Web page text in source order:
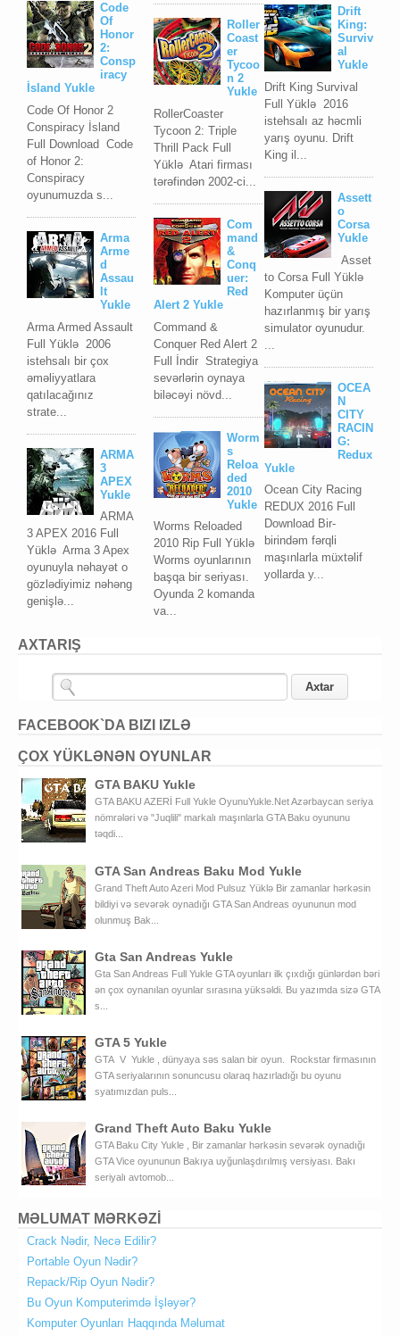
Code
Of
Honor
2:
Consp
iracy
İsland Yukle
Code Of Honor 2
Conspiracy İsland
Full Download Code
of Honor 2:
Conspiracy
oyunumuzda s...
Arma
Arme
d
Assau
lt
Yukle
Arma Armed Assault
Full Yüklə 2006
istehsalı bir çox
əməliyyatlara
qatılacağınız
strate...
ARMA
3
APEX
Yukle
ARMA
3 APEX 2016 Full
Yüklə Arma 3 Apex
oyunuyla nəhayət o
gözlədiyimiz nəhəng
genişlə...
Drift
King:
Surviv
al
Yukle
Drift King Survival
Full Yüklə 2016
istehsalı az həcmli
yarış oyunu. Drift
King il...
Assett
o
Corsa
Yukle
Asset
to Corsa Full Yüklə
Komputer üçün
hazırlanmış bir yarış
simulator oyunudur.
OCEA
N
CITY
RACIN
G:
Redux
Yukle
Ocean City Racing
REDUX 2016 Full
Download Bir-
birindəm fərqli
maşınlarla müxtəlif
yollarda y...
Roller
Coast
er
Tycoo
n 2
Yukle
RollerCoaster
Tycoon 2: Triple
Thrill Pack Full
Yüklə Atari firması
tərəfindən 2002-ci...
Com
mand
&
Conq
uer:
Red
Alert 2 Yukle
Command &
Conquer Red Alert 2
Full İndir Strategiya
sevərlərin oynaya
biləcəyi növd...
Worm
s
Reloa
ded
2010
Yukle
Worms Reloaded
2010 Rip Full Yüklə
Worms oyunlarının
başqa bir seriyası.
Oyunda 2 komanda
va...
AXTARIŞ
FACEBOOK`DA BIZI IZLƏ
ÇOX YÜKLƏNƏN OYUNLAR
GTA BAKU Yukle
GTA BAKU AZERİ Full Yukle OyunuYukle.Net Azərbaycan seriya
nömrələri və "Juqlili" markalı maşınlarla GTA Baku oyununu
təqdi...
GTA San Andreas Baku Mod Yukle
Grand Theft Auto Azeri Mod Pulsuz Yüklə Bir zamanlar hərkəsin
bildiyi və sevərək oynadığı GTA San Andreas oyununun mod
olunmuş Bak...
Gta San Andreas Yukle
Gta San Andreas Full Yukle GTA oyunları ilk çıxdığı günlərdən bəri
ən çox oynanılan oyunlar sırasına yüksəldi. Bu yazımda sizə GTA
s...
GTA 5 Yukle
GTA V Yukle , dünyaya səs salan bir oyun. Rockstar firmasının
GTA seriyalarının sonuncusu olaraq hazırladığı bu oyunu
syatımızdan puls...
Grand Theft Auto Baku Yukle
GTA Baku City Yukle , Bir zamanlar hərkəsin sevərək oynadığı
GTA Vice oyununun Bakıya uyğunlaşdırılmış versiyası. Bakı
seriyalı avtomob...
MƏLUMAT MƏRKƏZİ
Crack Nədir, Necə Edilir?
Portable Oyun Nədir?
Repack/Rip Oyun Nədir?
Bu Oyun Komputerimdə İşləyər?
Komputer Oyunları Haqqında Məlumat